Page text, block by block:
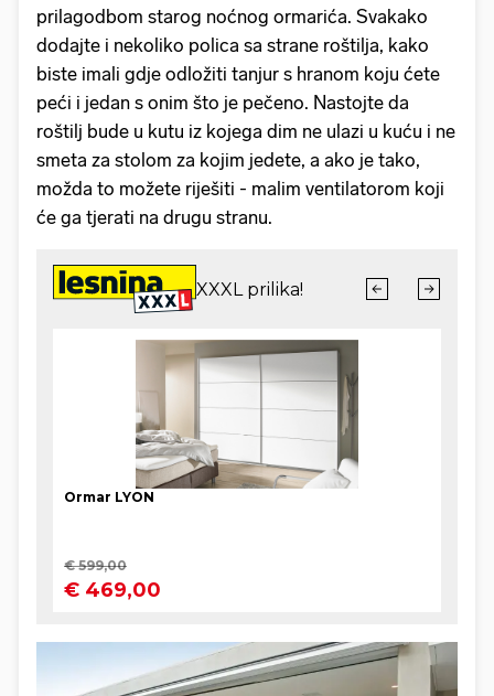
prilagodbom starog noćnog ormarića. Svakako
dodajte i nekoliko polica sa strane roštilja, kako
biste imali gdje odložiti tanjur s hranom koju ćete
peći i jedan s onim što je pečeno. Nastojte da
roštilj bude u kutu iz kojega dim ne ulazi u kuću i ne
smeta za stolom za kojim jedete, a ako je tako,
možda to možete riješiti - malim ventilatorom koji
će ga tjerati na drugu stranu.